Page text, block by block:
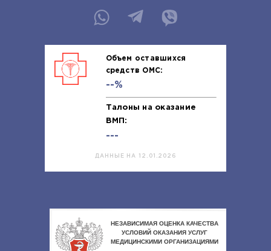
Объем оставшихся
средств ОМС:
--%
Талоны на оказание
ВМП:
---
ДАННЫЕ НА 12.01.2026